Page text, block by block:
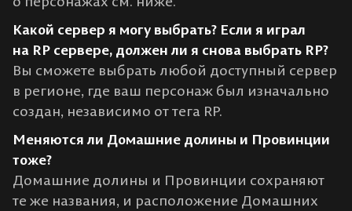
Какой сервер я могу выбрать? Если я играл
на RP сервере, должен ли я снова выбрать RP?
Вы сможете выбрать любой доступный сервер
в регионе, где ваш персонаж был изначально
создан, независимо от тега RP.
Меняются ли Домашние долины и Провинции
тоже?
Домашние долины и Провинции сохраняют
те же названия, и расположение Домашних